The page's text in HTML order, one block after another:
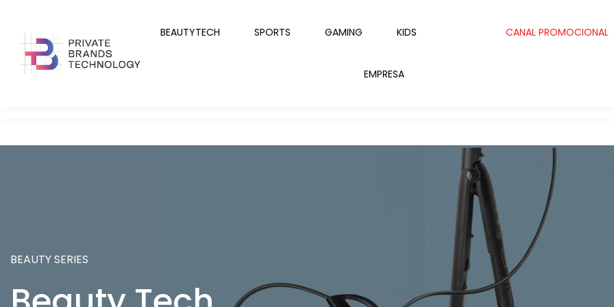
BEAUTYTECH SPORTS GAMING KIDS CANAL PROMOCIONAL
EMPRESA
BEAUTY SERIES